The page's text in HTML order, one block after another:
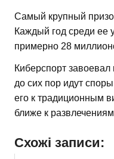
Самый крупный
Каждый год среди ее
примерно 28
Киберспорт
до сих пор идут
его к традиционным
ближе к
Схожі записи: